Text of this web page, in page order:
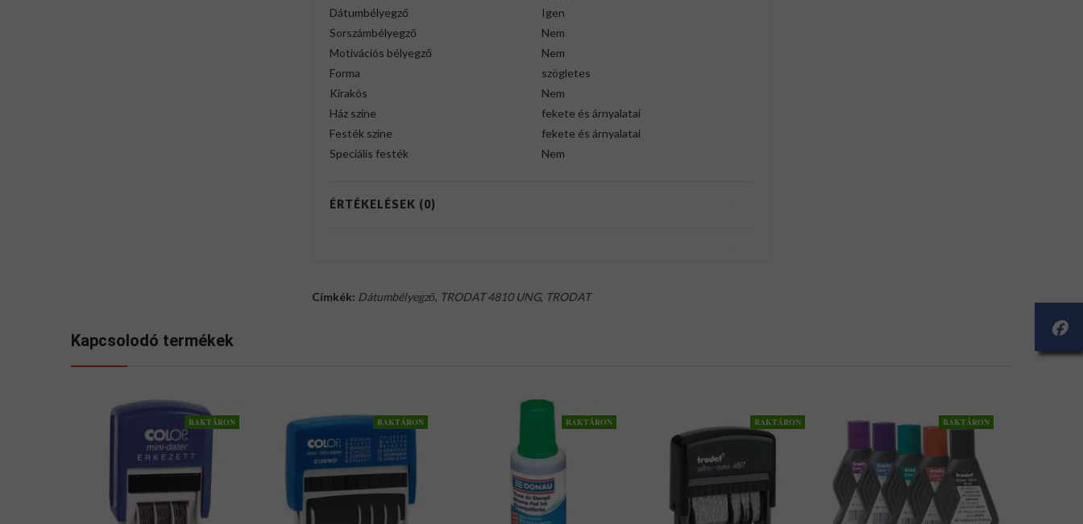
Dátumbélyegző
Igen
Sorszámbélyegző
Nem
Motivációs bélyegző
Nem
Forma
szögletes
Kirakós
Nem
Ház színe
fekete és árnyalatai
Festék színe
fekete és árnyalatai
Speciális festék
Nem
ÉRTÉKELÉSEK (0)
Címkék: Dátumbélyegző, TRODAT 4810 UNG, TRODAT
Kapcsolodó termékek
RAKTÁRON RAKTÁRON RAKTÁRON RAKTÁRON RAKTÁRON